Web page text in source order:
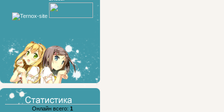
Онлайн всего: 1